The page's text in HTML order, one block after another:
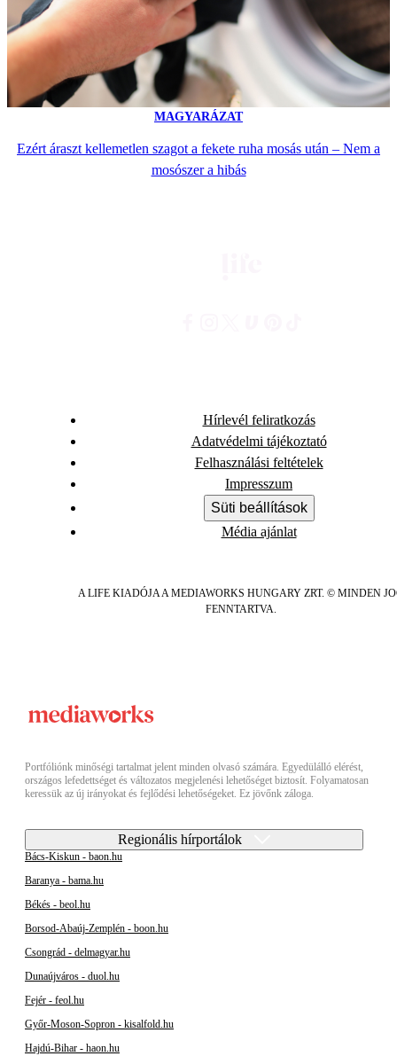
MAGYARÁZAT
Ezért áraszt kellemetlen szagot a fekete ruha mosás után – Nem a
mosószer a hibás
Hírlevél feliratkozás
Adatvédelmi tájékoztató
Felhasználási feltételek
Impresszum
Süti beállítások
Média ajánlat
A LIFE KIADÓJA A MEDIAWORKS HUNGARY ZRT. © MINDEN
FENNTARTVA.
Portfóliónk minőségi tartalmat jelent minden olvasó számára. Egyedülálló elérést,
országos lefedettséget és változatos megjelenési lehetőséget biztosít. Folyamatosan
keressük az új irányokat és fejlődési lehetőségeket. Ez jövőnk záloga.
Regionális hírportálok
Bács-Kiskun - baon.hu
Baranya - bama.hu
Békés - beol.hu
Borsod-Abaúj-Zemplén - boon.hu
Csongrád - delmagyar.hu
Dunaújváros - duol.hu
Fejér - feol.hu
Győr-Moson-Sopron - kisalfold.hu
Hajdú-Bihar - haon.hu